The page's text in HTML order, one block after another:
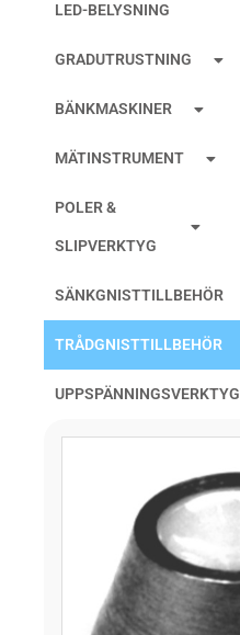
LED-BELYSNING
GRADUTRUSTNING
BÄNKMASKINER
MÄTINSTRUMENT
POLER &
SLIPVERKTYG
SÄNKGNISTTILLBEHÖR
TRÅDGNISTTILLBEHÖR
UPPSPÄNNINGSVERKTYG